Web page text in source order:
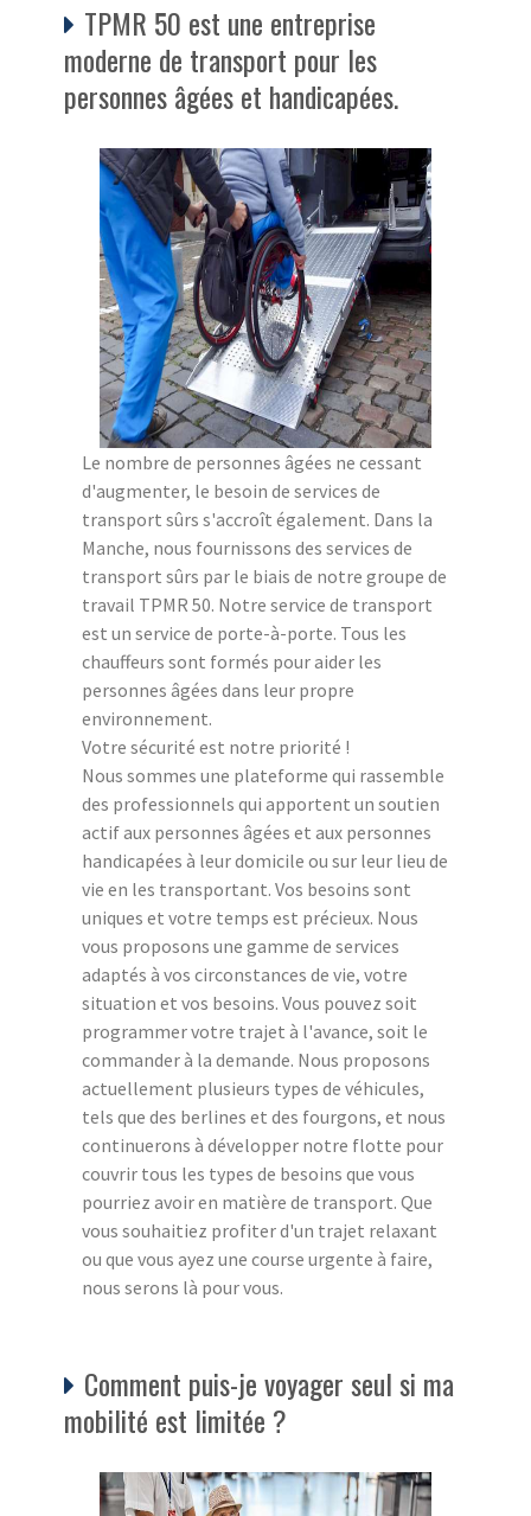
TPMR 50 est une entreprise
moderne de transport pour les
personnes âgées et handicapées.
Le nombre de personnes âgées ne cessant
d'augmenter, le besoin de services de
transport sûrs s'accroît également. Dans la
Manche, nous fournissons des services de
transport sûrs par le biais de notre groupe de
travail TPMR 50. Notre service de transport
est un service de porte-à-porte. Tous les
chauffeurs sont formés pour aider les
personnes âgées dans leur propre
environnement.
Votre sécurité est notre priorité !
Nous sommes une plateforme qui rassemble
des professionnels qui apportent un soutien
actif aux personnes âgées et aux personnes
handicapées à leur domicile ou sur leur lieu de
vie en les transportant. Vos besoins sont
uniques et votre temps est précieux. Nous
vous proposons une gamme de services
adaptés à vos circonstances de vie, votre
situation et vos besoins. Vous pouvez soit
programmer votre trajet à l'avance, soit le
commander à la demande. Nous proposons
actuellement plusieurs types de véhicules,
tels que des berlines et des fourgons, et nous
continuerons à développer notre flotte pour
couvrir tous les types de besoins que vous
pourriez avoir en matière de transport. Que
vous souhaitiez profiter d'un trajet relaxant
ou que vous ayez une course urgente à faire,
nous serons là pour vous.
Comment puis-je voyager seul si ma
mobilité est limitée ?